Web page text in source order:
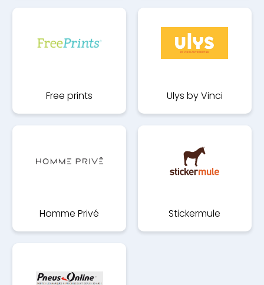
Free prints Ulys by Vinci
Homme Privé Stickermule